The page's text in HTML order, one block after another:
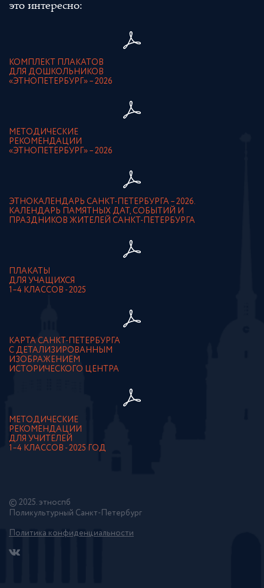
это интересно:
КОМПЛЕКТ ПЛАКАТОВ
ДЛЯ ДОШКОЛЬНИКОВ
«ЭТНОПЕТЕРБУРГ» – 2026
МЕТОДИЧЕСКИЕ
РЕКОМЕНДАЦИИ
«ЭТНОПЕТЕРБУРГ» – 2026
ЭТНОКАЛЕНДАРЬ САНКТ-ПЕТЕРБУРГА – 2026.
КАЛЕНДАРЬ ПАМЯТНЫХ ДАТ, СОБЫТИЙ И
ПРАЗДНИКОВ ЖИТЕЛЕЙ САНКТ-ПЕТЕРБУРГА
ПЛАКАТЫ
ДЛЯ УЧАЩИХСЯ
1–4 КЛАССОВ - 2025
КАРТА САНКТ-ПЕТЕРБУРГА
С ДЕТАЛИЗИРОВАННЫМ
ИЗОБРАЖЕНИЕМ
ИСТОРИЧЕСКОГО ЦЕНТРА
МЕТОДИЧЕСКИЕ
РЕКОМЕНДАЦИИ
ДЛЯ УЧИТЕЛЕЙ
1–4 КЛАССОВ - 2025 ГОД
© 2025. этноспб
Поликультурный Санкт-Петербург
Политика конфиденциальности